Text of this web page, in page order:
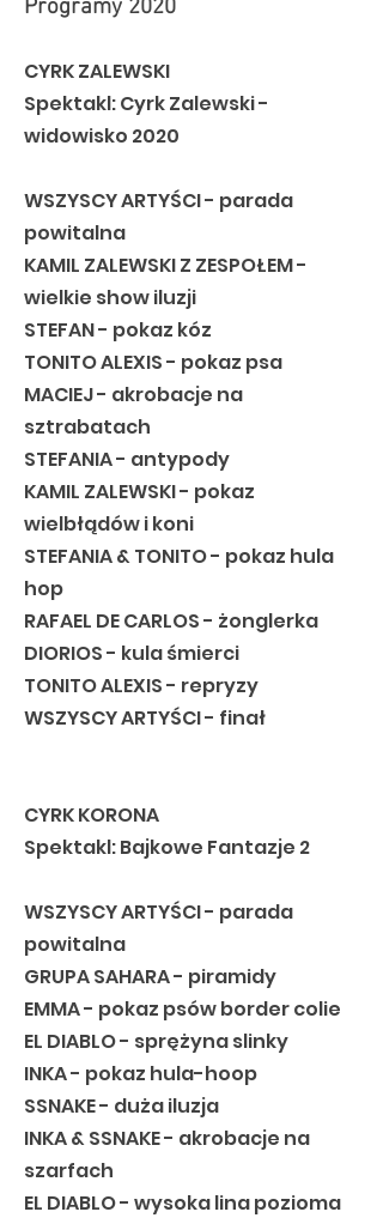
Programy 2020
CYRK ZALEWSKI
Spektakl: Cyrk Zalewski -
widowisko 2020
WSZYSCY ARTYŚCI - parada
powitalna
KAMIL ZALEWSKI Z ZESPOŁEM -
wielkie show iluzji
STEFAN - pokaz kóz
TONITO ALEXIS - pokaz psa
MACIEJ - akrobacje na
sztrabatach
STEFANIA - antypody
KAMIL ZALEWSKI - pokaz
wielbłądów i koni
STEFANIA & TONITO - pokaz hula
hop
RAFAEL DE CARLOS - żonglerka
DIORIOS - kula śmierci
TONITO ALEXIS - repryzy
WSZYSCY ARTYŚCI - finał
CYRK KORONA
Spektakl: Bajkowe Fantazje 2
WSZYSCY ARTYŚCI - parada
powitalna
GRUPA SAHARA - piramidy
EMMA - pokaz psów border colie
EL DIABLO - sprężyna slinky
INKA - pokaz hula-hoop
SSNAKE - duża iluzja
INKA & SSNAKE - akrobacje na
szarfach
EL DIABLO - wysoka lina pozioma